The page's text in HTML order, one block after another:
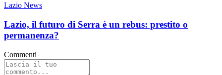
Lazio News
Lazio, il futuro di Serra è un rebus: prestito o
permanenza?
Commenti